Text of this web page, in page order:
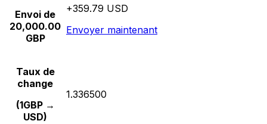
Envoi de
20,000.00
GBP
+359.79 USD
Envoyer maintenant
Taux de
change
(1GBP →
USD)
1.336500